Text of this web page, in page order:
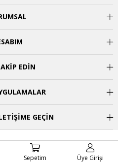
EDİN
GEÇİN
Sepetim Üye Girişi